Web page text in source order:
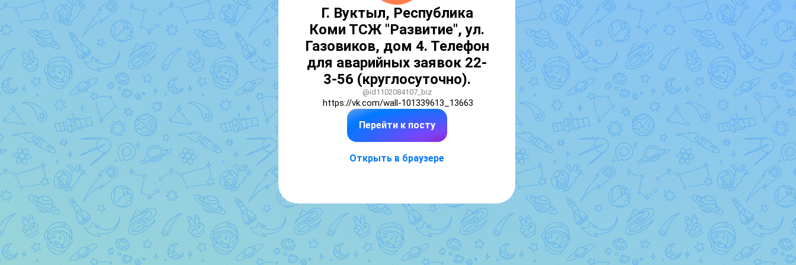
Г. Вуктыл, Республика
Коми ТСЖ "Развитие", ул.
Газовиков, дом 4. Телефон
для аварийных заявок 22-
3-56 (круглосуточно).
@id1102084107_biz
https://vk.com/wall-101339613_13663
Перейти к посту
Открыть в браузере